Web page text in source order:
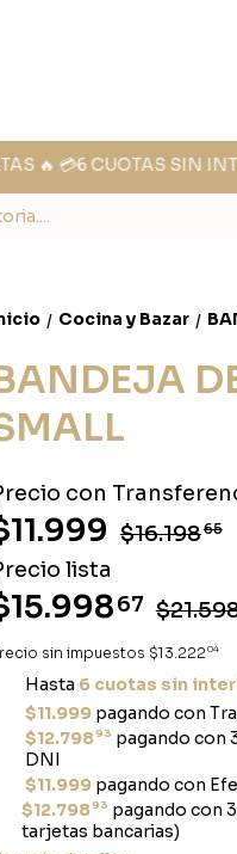
🔥 💳6 CUOTAS SIN
/ Cocina y Bazar /
con
$16.19865
lista
67
sin impuestos $13.222 04
Hasta 6 cuotas sin
$11.999pagando con
$12.79893 pagando con
DNI
$11.999pagando con
$12.79893 pagando con
tarjetas bancarias)